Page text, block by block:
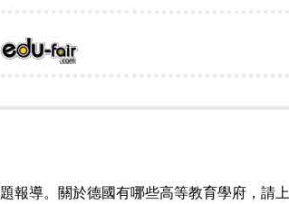
題報導。關於德國有哪些高等教育學府，請上